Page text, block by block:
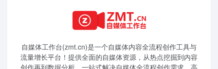
自媒体工作台(zmt.cn)是一个自媒体内容全流程创作工具与
流量增长平台！提供全面的自媒体资源，从热点挖掘到内容